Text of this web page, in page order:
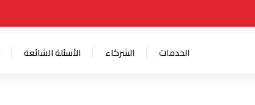
الخدمات الشركاء الأسئلة الشائعة